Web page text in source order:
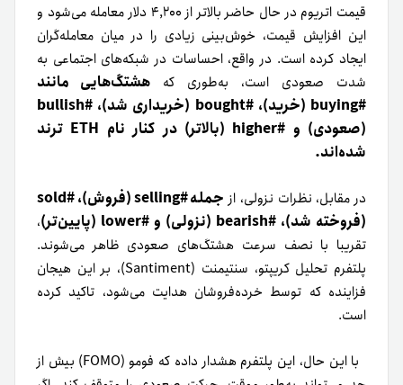
قیمت اتریوم در حال حاضر بالاتر از ۴,۲۰۰ دلار معامله می‌شود و
این افزایش قیمت، خوش‌بینی زیادی را در میان معامله‌گران
ایجاد کرده است. در واقع، احساسات در شبکه‌های اجتماعی به
شدت صعودی است، به‌طوری که هشتگ‌هایی مانند
#buying (خرید)، #bought (خریداری شد)، #bullish
(صعودی) و #higher (بالاتر) در کنار نام ETH ترند
شده‌اند.
در مقابل، نظرات نزولی، از
جمله #selling (فروش)، #sold
(فروخته شد)، #bearish (نزولی) و #lower (پایین‌تر)
،
تقریبا با نصف سرعت هشتگ‌های صعودی ظاهر می‌شوند.
پلتفرم تحلیل کریپتو، سنتیمنت (Santiment)، بر این هیجان
فزاینده که توسط خرده‌فروشان هدایت می‌شود، تاکید کرده
است.
با این حال، این پلتفرم هشدار داده که فومو (FOMO) بیش از